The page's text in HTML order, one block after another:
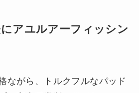
アユルアーフィッシン
ながら、トルクフルなパッド